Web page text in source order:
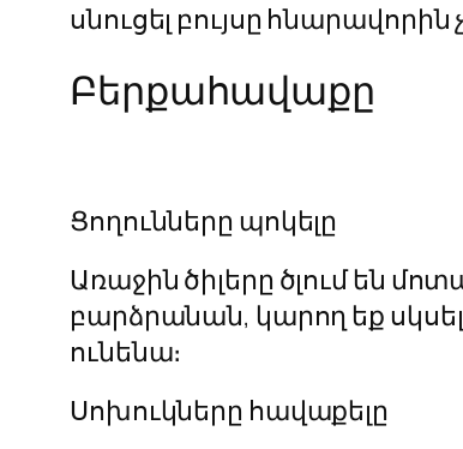
սնուցել բույսը
Բերքահավաքը
Ցողունները պոկելը
Առաջին ծիլերը ծլում են
բարձրանան, կարող եք սկսել
ունենա։
Սոխուկները հավաքելը